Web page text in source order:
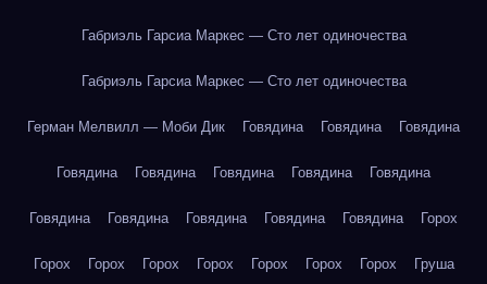
Габриэль Гарсиа Маркес — Сто лет одиночества
Габриэль Гарсиа Маркес — Сто лет одиночества
Герман Мелвилл — Моби Дик Говядина Говядина Говядина
Говядина Говядина Говядина Говядина Говядина
Говядина Говядина Говядина Говядина Говядина Горох
Горох Горох Горох Горох Горох Горох Горох Груша